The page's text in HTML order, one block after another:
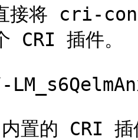
接将 cri-
CRI 插件。
置的 CRI 插